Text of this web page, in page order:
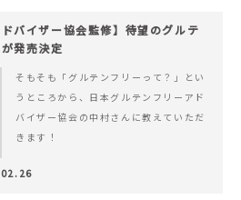
バイザー協会監修】待望のグルテ
発売決定
そもそも「グルテンフリーって？」とい
うところから、日本グルテンフリーアド
バイザー協会の中村さんに教えていただ
きます！